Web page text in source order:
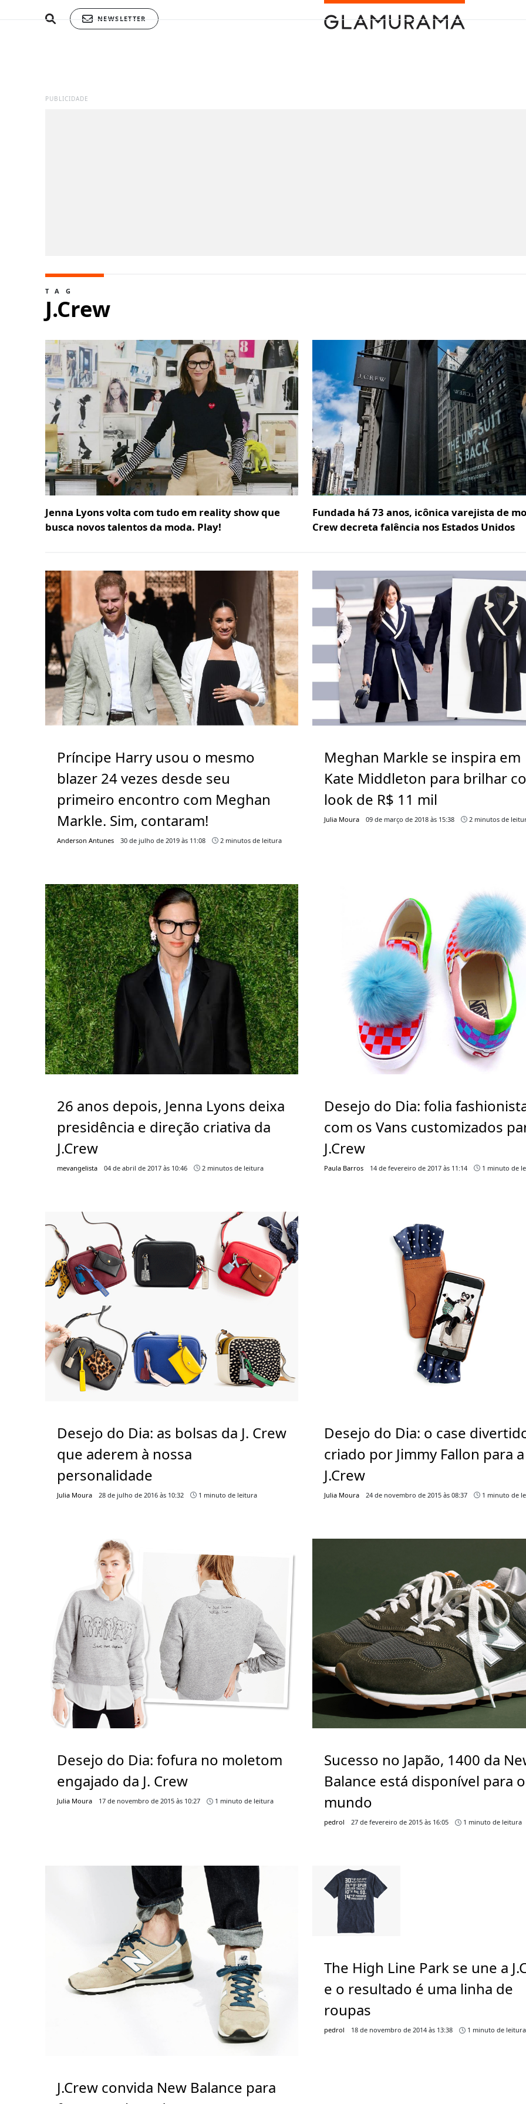
NEWSLETTER
PUBLICIDADE
TAG
J.Crew
Jenna Lyons volta com tudo em reality show que
busca novos talentos da moda. Play!
Fundada há 73 anos, icônica varejista de
Crew decreta falência nos Estados Unidos
Príncipe Harry usou o mesmo
blazer 24 vezes desde seu
primeiro encontro com Meghan
Markle. Sim, contaram!
Anderson Antunes 30 de julho de 2019 às 11:08 2 minutos de leitura
Meghan Markle se inspira em
Kate Middleton para brilhar
look de R$ 11 mil
Julia Moura 09 de março de 2018 às 15:38 2 minutos de
26 anos depois, Jenna Lyons deixa
presidência e direção criativa da
J.Crew
mevangelista 04 de abril de 2017 às 10:46 2 minutos de leitura
Desejo do Dia: folia
com os Vans customizados
J.Crew
Paula Barros 14 de fevereiro de 2017 às 11:14 1 minuto de
Desejo do Dia: as bolsas da J. Crew
que aderem à nossa
personalidade
Julia Moura 28 de julho de 2016 às 10:32 1 minuto de leitura
Desejo do Dia: o case
criado por Jimmy Fallon para a
J.Crew
Julia Moura 24 de novembro de 2015 às 08:37 1 minuto de
Desejo do Dia: fofura no moletom
engajado da J. Crew
Julia Moura 17 de novembro de 2015 às 10:27 1 minuto de leitura
Sucesso no Japão, 1400 da
Balance está disponível para o
mundo
pedrol 27 de fevereiro de 2015 às 16:05 1 minuto de leitura
J.Crew convida New Balance para
The High Line Park se une a
e o resultado é uma linha de
roupas
pedrol 18 de novembro de 2014 às 13:38 1 minuto de leitura